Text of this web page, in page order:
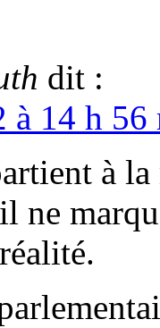
dit :
à 14 h
à
ne